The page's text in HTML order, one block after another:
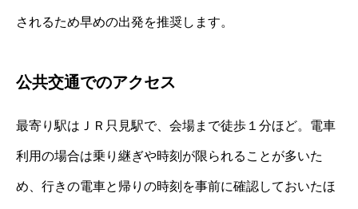
されるため早めの出発を推奨します。
公共交通でのアクセス
最寄り駅はＪＲ只見駅で、会場まで徒歩１分ほど。電車
利用の場合は乗り継ぎや時刻が限られることが多いた
め、行きの電車と帰りの時刻を事前に確認しておいたほ